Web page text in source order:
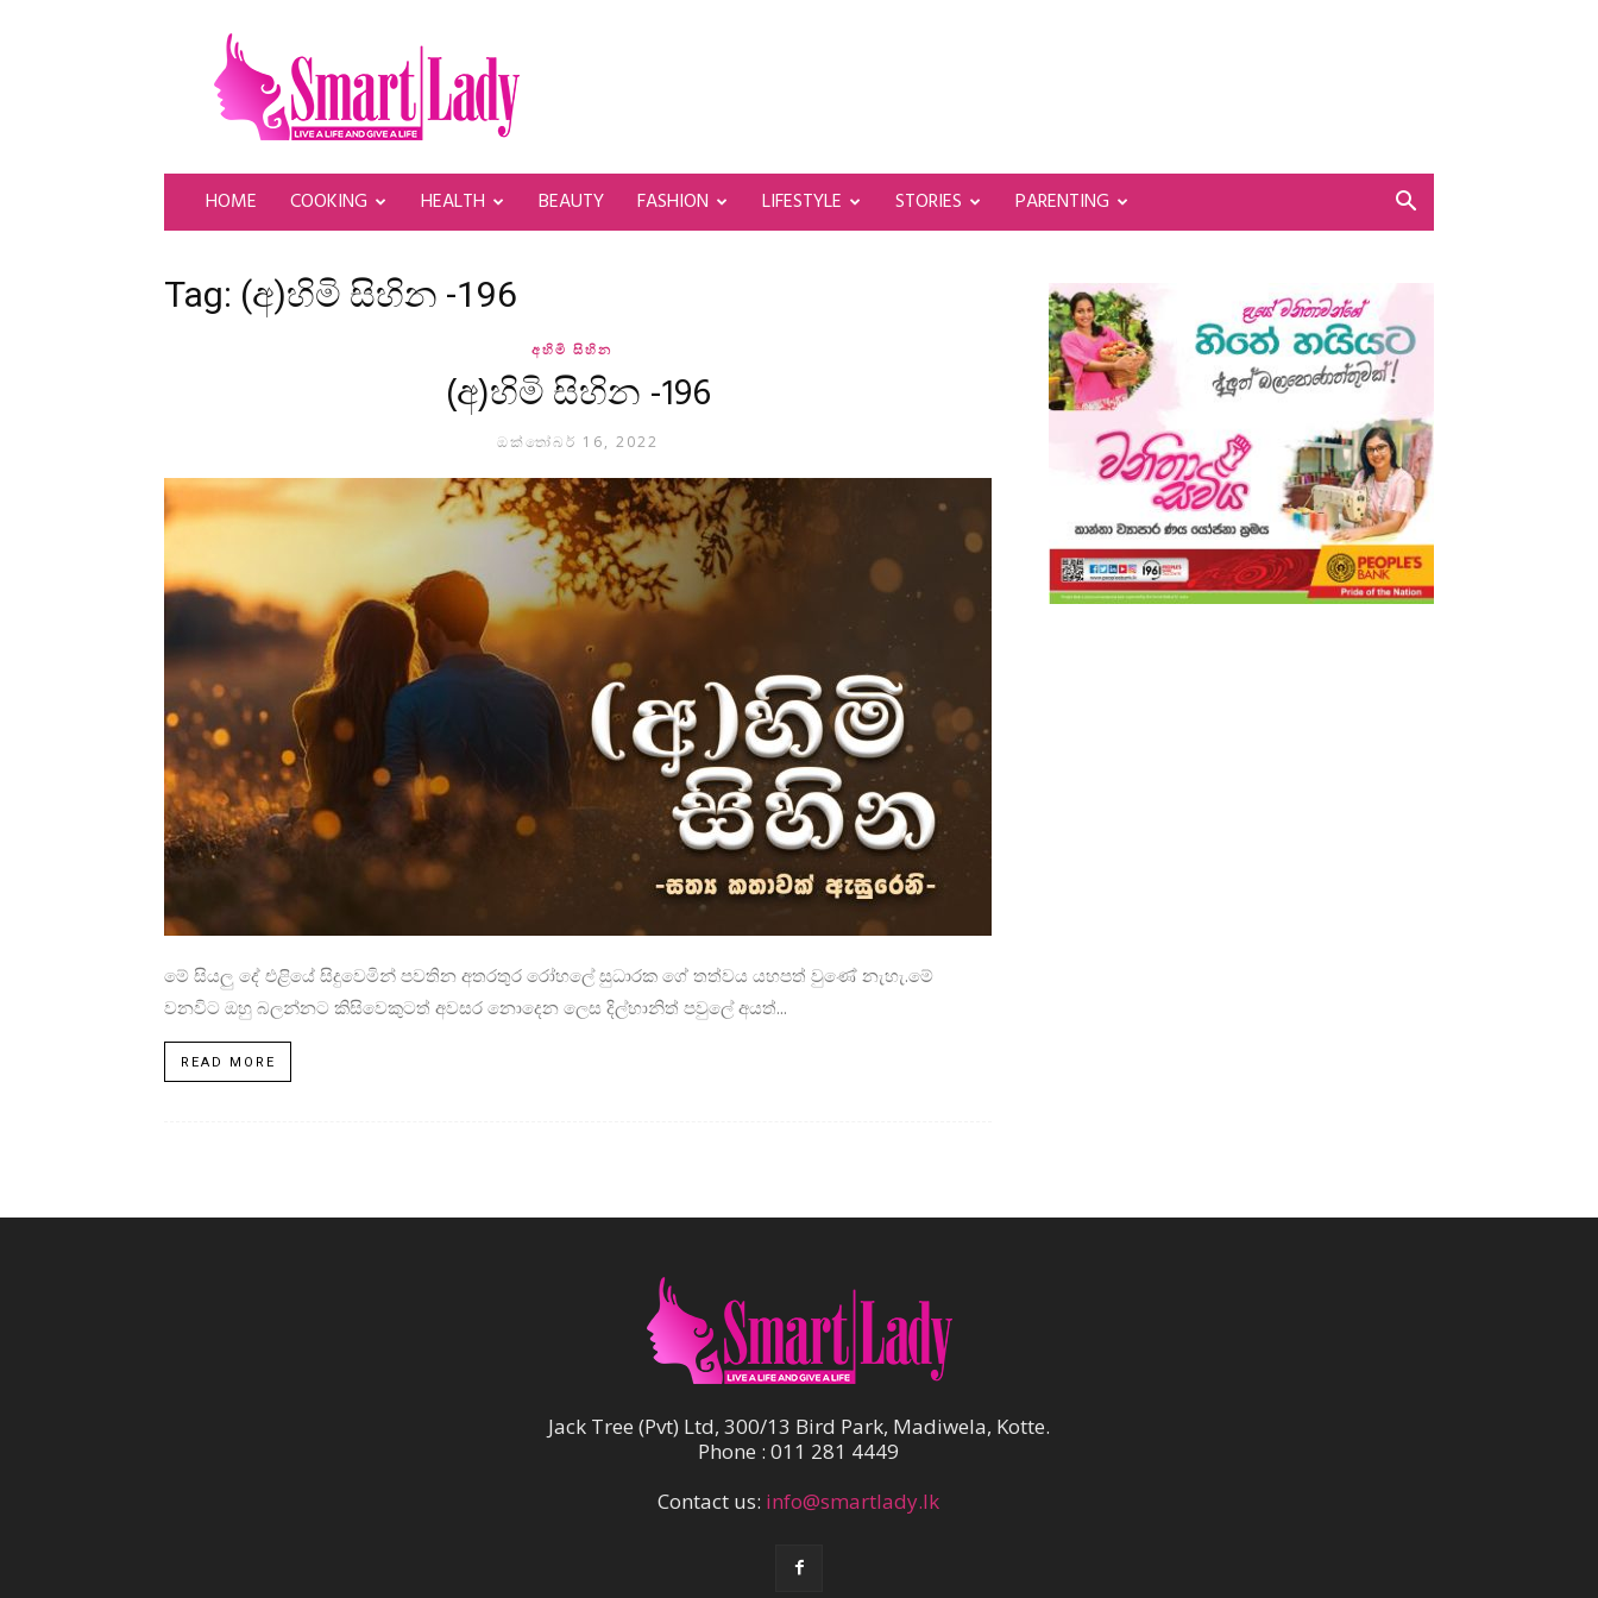
SmartLady
HOME COOKING HEALTH BEAUTY FASHION LIFESTYLE STORIES PARENTING
Tag: (අ)හිමි සිහින -196
අහිමි සිහින
(අ)හිමි සිහින -196
ඔක්තෝබර් 16, 2022
මේ සියලු දේ එළියේ සිදුවෙමින් පවතින අතරතුර රෝහලේ සුධාරක ගේ තත්වය යහපත් වුණේ නැහැ.මේ
වනවිට ඔහු බලන්නට කිසිවෙකුටත් අවසර නොදෙන ලෙස දිල්හානිත් පවුලේ අයත්...
READ MORE
Jack Tree (Pvt) Ltd, 300/13 Bird Park, Madiwela, Kotte.
Phone : 011 281 4449
Contact us: info@smartlady.lk